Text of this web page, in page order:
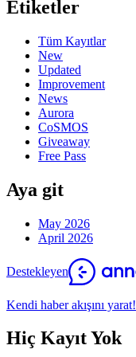
Etiketler
Tüm Kayıtlar
New
Updated
Improvement
News
Aurora
CoSMOS
Giveaway
Free Pass
Aya git
May 2026
April 2026
Destekleyen
Kendi haber akışını yarat!
Hiç Kayıt Yok